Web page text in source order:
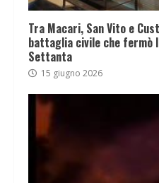
Tra Macari, San Vito e
battaglia civile che fermò
Settanta
15 giugno 2026